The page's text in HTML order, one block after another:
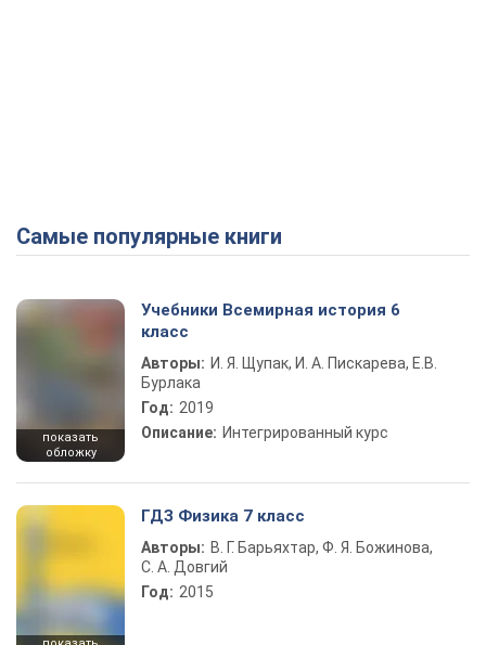
Самые популярные книги
показать
обложку
Учебники Всемирная история 6
класс
Авторы: И. Я. Щупак, И. А. Пискарева, Е.В.
Бурлака
Год: 2019
Описание: Интегрированный курс
ГДЗ Физика 7 класс
Авторы: В. Г. Барьяхтар, Ф. Я. Божинова,
С. А. Довгий
Год: 2015